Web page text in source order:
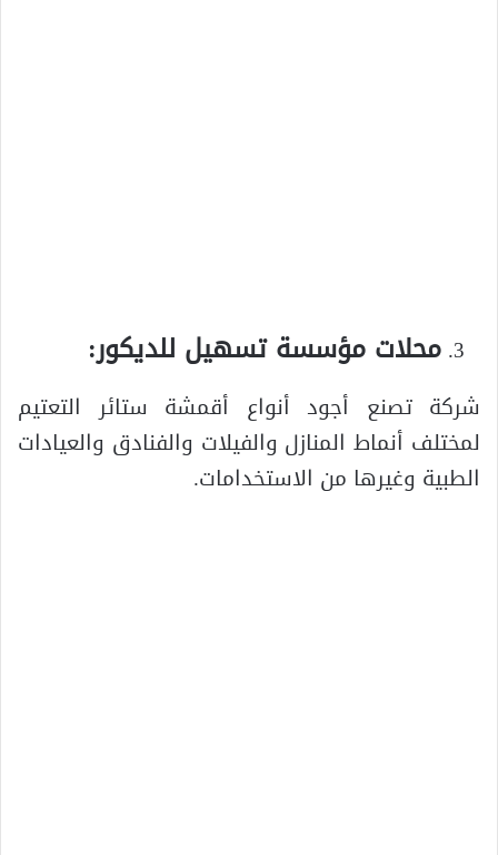
محلات مؤسسة تسهيل للديكور:
شركة تصنع أجود أنواع أقمشة ستائر التعتيم
لمختلف أنماط المنازل والفيلات والفنادق والعيادات
الطبية وغيرها من الاستخدامات.